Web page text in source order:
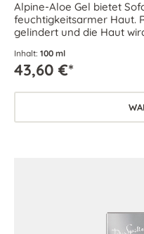
Alpine-Aloe Gel bietet
feuchtigkeitsarmer Haut.
gelindert und die Haut
Inhalt: 100 ml
43,60 €*